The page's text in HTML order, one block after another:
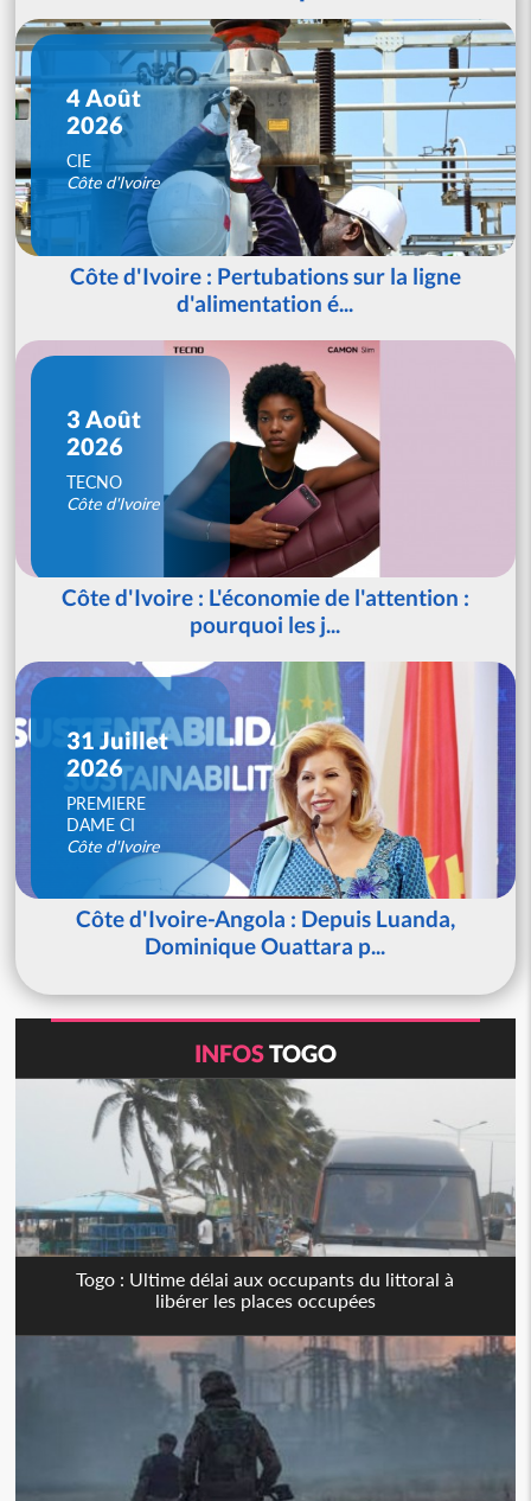
4 Août
2026
CIE
Côte d'Ivoire
Côte d'Ivoire : Pertubations sur la ligne
d'alimentation é...
3 Août
2026
TECNO
Côte d'Ivoire
Côte d'Ivoire : L'économie de l'attention :
pourquoi les j...
31 Juillet
2026
PREMIERE
DAME CI
Côte d'Ivoire
Côte d'Ivoire-Angola : Depuis Luanda,
Dominique Ouattara p...
INFOSTOGO
Togo : Ultime délai aux occupants du littoral à
libérer les places occupées